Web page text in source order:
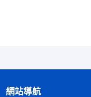
網站導航